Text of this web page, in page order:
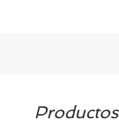
Productos